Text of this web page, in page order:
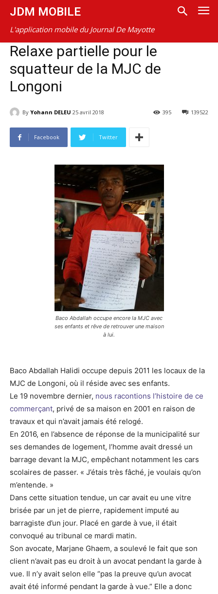
JDM MOBILE
L'application mobile du Journal De Mayotte
Relaxe partielle pour le
squatteur de la MJC de
Longoni
By Yohann DELEU 25 avril 2018 139522
395
Facebook Twitter
Baco Abdallah occupe encore la MJC avec
ses enfants et rêve de retrouver une maison
à lui.
Baco Abdallah Halidi occupe depuis 2011 les locaux de la
MJC de Longoni, où il réside avec ses enfants.
Le 19 novembre dernier, nous racontions l’histoire de ce
commerçant, privé de sa maison en 2001 en raison de
travaux et qui n’avait jamais été relogé.
En 2016, en l’absence de réponse de la municipalité sur
ses demandes de logement, l’homme avait dressé un
barrage devant la MJC, empêchant notamment les cars
scolaires de passer. « J’étais très fâché, je voulais qu’on
m’entende. »
Dans cette situation tendue, un car avait eu une vitre
brisée par un jet de pierre, rapidement imputé au
barragiste d’un jour. Placé en garde à vue, il était
convoqué au tribunal ce mardi matin.
Son avocate, Marjane Ghaem, a soulevé le fait que son
client n’avait pas eu droit à un avocat pendant la garde à
vue. Il n’y avait selon elle “pas la preuve qu’un avocat
avait été informé pendant la garde à vue.” Elle a donc